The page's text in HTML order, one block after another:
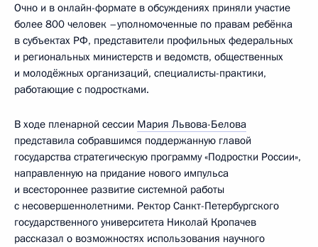
Очно и в онлайн-формате в обсуждениях приняли участие
более 800 человек –уполномоченные по правам ребёнка
в субъектах РФ, представители профильных федеральных
и региональных министерств и ведомств, общественных
и молодёжных организаций, специалисты-практики,
работающие с подростками.
В ходе пленарной сессии Мария Львова-Белова
представила собравшимся поддержанную главой
государства стратегическую программу «Подростки России»,
направленную на придание нового импульса
и всестороннее развитие системной работы
с несовершеннолетними. Ректор Санкт-Петербургского
государственного университета Николай Кропачев
рассказал о возможностях использования научного